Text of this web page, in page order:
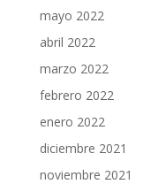
mayo 2022
abril 2022
marzo 2022
febrero 2022
enero 2022
diciembre 2021
noviembre 2021